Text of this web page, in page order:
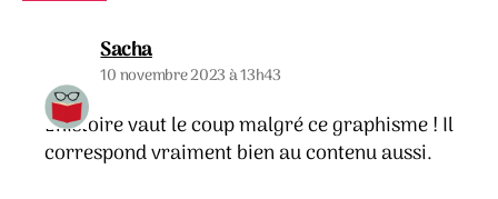
Sachadit :
10 novembre 2023 à 13h43
L’histoire vaut le coup malgré ce graphisme ! Il
correspond vraiment bien au contenu aussi.